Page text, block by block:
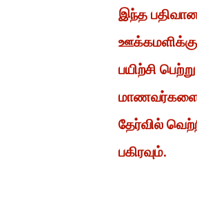
இந்த
பயிற்சி
மாணவர்களை
தேர்வில்
பகிரவும்.